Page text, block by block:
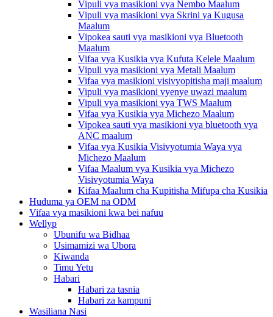
Vipuli vya masikioni vya Nembo Maalum
Vipuli vya masikioni vya Skrini ya Kugusa
Maalum
Vipokea sauti vya masikioni vya Bluetooth
Maalum
Vifaa vya Kusikia vya Kufuta Kelele Maalum
Vipuli vya masikioni vya Metali Maalum
Vifaa vya masikioni visivyopitisha maji maalum
Vipuli vya masikioni vyenye uwazi maalum
Vipuli vya masikioni vya TWS Maalum
Vifaa vya Kusikia vya Michezo Maalum
Vipokea sauti vya masikioni vya bluetooth vya
ANC maalum
Vifaa vya Kusikia Visivyotumia Waya vya
Michezo Maalum
Vifaa Maalum vya Kusikia vya Michezo
Visivyotumia Waya
Kifaa Maalum cha Kupitisha Mifupa cha Kusikia
Huduma ya OEM na ODM
Vifaa vya masikioni kwa bei nafuu
Wellyp
Ubunifu wa Bidhaa
Usimamizi wa Ubora
Kiwanda
Timu Yetu
Habari
Habari za tasnia
Habari za kampuni
Wasiliana Nasi